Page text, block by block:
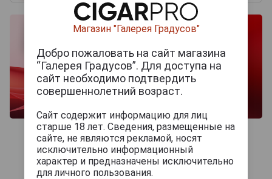
Магазин "Галерея Градусов"
Добро пожаловать на сайт магазина
“Галерея Градусов”. Для доступа на
сайт необходимо подтвердить
совершеннолетний возраст.
Сайт содержит информацию для лиц
старше 18 лет. Сведения, размещенные на
сайте, не являются рекламой, носят
исключительно информационный
характер и предназначены исключительно
для личного пользования.